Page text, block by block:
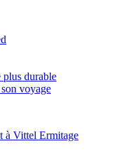
plus durable
voyage
à Vittel Ermitage